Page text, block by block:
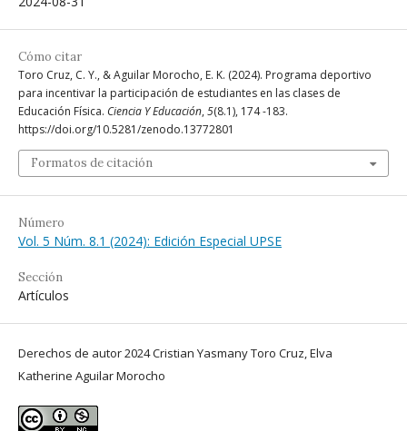
Cómo citar
Toro Cruz, C. Y., & Aguilar Morocho, E. K. (2024). Programa deportivo
para incentivar la participación de estudiantes en las clases de
Educación Física. Ciencia Y Educación, 5(8.1), 174 -183.
https://doi.org/10.5281/zenodo.13772801
Formatos de citación
Número
Vol. 5 Núm. 8.1 (2024): Edición Especial UPSE
Sección
Artículos
Derechos de autor 2024 Cristian Yasmany Toro Cruz, Elva
Katherine Aguilar Morocho